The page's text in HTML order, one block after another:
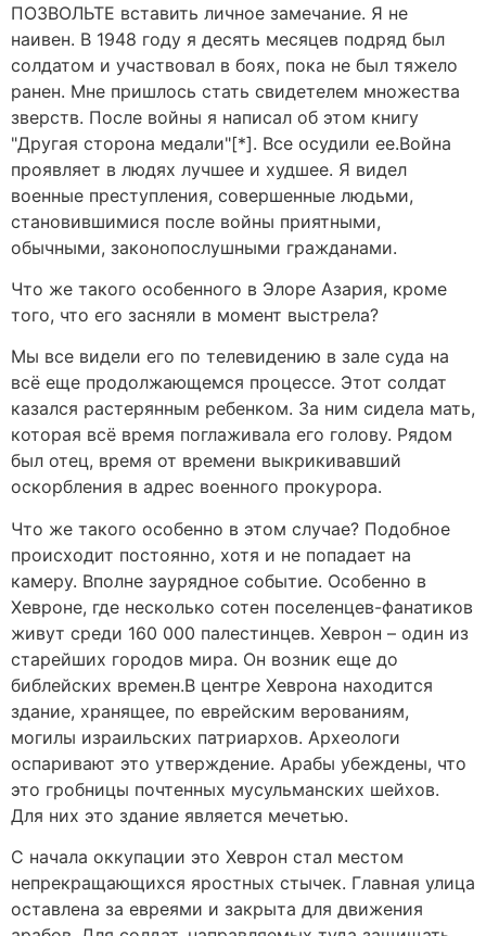
ПОЗВОЛЬТЕ вставить личное замечание. Я не
наивен. В 1948 году я десять месяцев подряд был
солдатом и участвовал в боях, пока не был тяжело
ранен. Мне пришлось стать свидетелем множества
зверств. После войны я написал об этом книгу
"Другая сторона медали"[*]. Все осудили ее.Война
проявляет в людях лучшее и худшее. Я видел
военные преступления, совершенные людьми,
становившимися после войны приятными,
обычными, законопослушными гражданами.
Что же такого особенного в Элоре Азария, кроме
того, что его засняли в момент выстрела?
Мы все видели его по телевидению в зале суда на
всё еще продолжающемся процессе. Этот солдат
казался растерянным ребенком. За ним сидела мать,
которая всё время поглаживала его голову. Рядом
был отец, время от времени выкрикивавший
оскорбления в адрес военного прокурора.
Что же такого особенно в этом случае? Подобное
происходит постоянно, хотя и не попадает на
камеру. Вполне заурядное событие. Особенно в
Хевроне, где несколько сотен поселенцев-фанатиков
живут среди 160 000 палестинцев. Хеврон – один из
старейших городов мира. Он возник еще до
библейских времен.В центре Хеврона находится
здание, хранящее, по еврейским верованиям,
могилы израильских патриархов. Археологи
оспаривают это утверждение. Арабы убеждены, что
это гробницы почтенных мусульманских шейхов.
Для них это здание является мечетью.
C начала оккупации это Хеврон стал местом
непрекращающихся яростных стычек. Главная улица
оставлена за евреями и закрыта для движения